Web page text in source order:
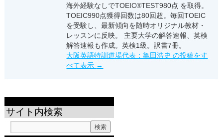
海外経験なしでTOEIC®TEST980点 を取得。
TOEIC990点獲得回数は80回超。毎回TOEIC
を受験し、最新傾向を随時オリジナル教材・
レッスンに反映。 主要大学の解答速報、英検
解答速報も作成。英検1級。訳書7冊。
大阪英語特訓道場代表：亀田浩史 の投稿をす
べて表示 →
サイト内検索